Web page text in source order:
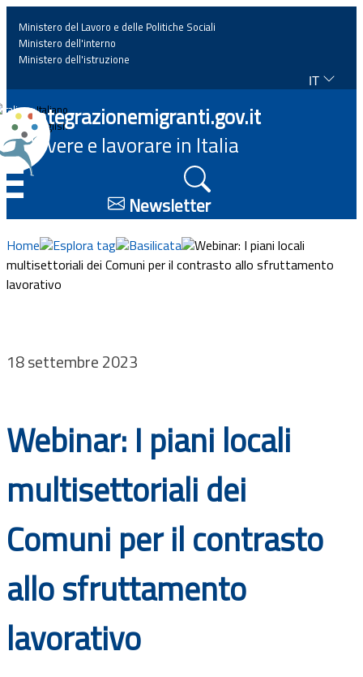
Home
News
Approfondimenti
Eventi
Normativa
Bandi
Guide
Ministero del Lavoro e delle Politiche Sociali
Ministero dell'interno
Ministero dell'istruzione
IT
Italiano
English
Integrazionemigranti.gov.it
Vivere e lavorare in Italia
Newsletter
Home Esplora tag Basilicata
Webinar: I piani locali
multisettoriali dei Comuni per il contrasto allo sfruttamento
lavorativo
18 settembre 2023
Webinar: I piani locali
multisettoriali dei
Comuni per il contrasto
allo sfruttamento
lavorativo